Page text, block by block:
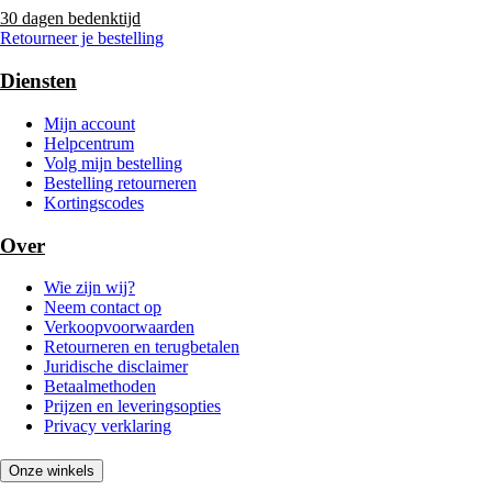
30 dagen bedenktijd
Retourneer je bestelling
Diensten
Mijn account
Helpcentrum
Volg mijn bestelling
Bestelling retourneren
Kortingscodes
Over
Wie zijn wij?
Neem contact op
Verkoopvoorwaarden
Retourneren en terugbetalen
Juridische disclaimer
Betaalmethoden
Prijzen en leveringsopties
Privacy verklaring
Onze winkels